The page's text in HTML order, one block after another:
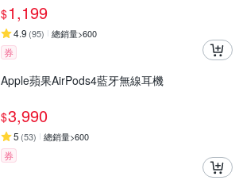
$1,199
4.9 (95) 總銷量>600
券
Apple蘋果AirPods4藍牙無線耳機
$3,990
5 (53) 總銷量>600
券